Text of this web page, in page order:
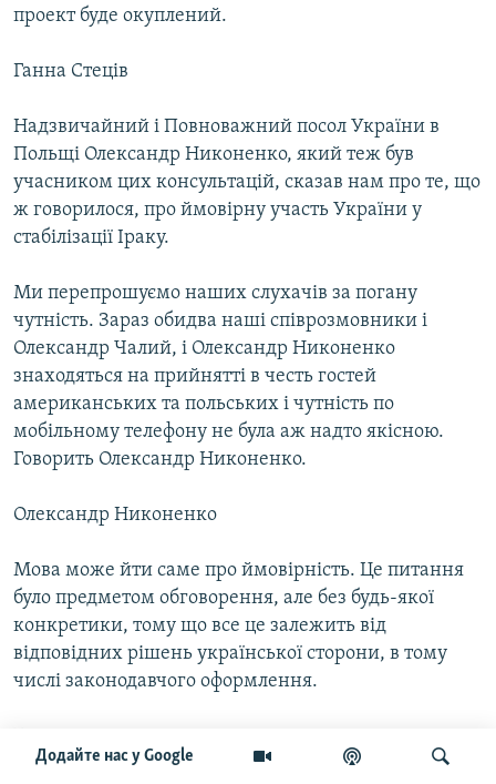
Додайте нас у Google
проект буде окуплений.
Ганна Стеців
Надзвичайний і Повноважний посол України в
Польщі Олександр Никоненко, який теж був
учасником цих консультацій, сказав нам про те, що
ж говорилося, про ймовірну участь України у
стабілізації Іраку.
Ми перепрошуємо наших слухачів за погану
чутність. Зараз обидва наші співрозмовники і
Олександр Чалий, і Олександр Никоненко
знаходяться на прийнятті в честь гостей
американських та польських і чутність по
мобільному телефону не була аж надто якісною.
Говорить Олександр Никоненко.
Олександр Никоненко
Мова може йти саме про ймовірність. Це питання
було предметом обговорення, але без будь-якої
конкретики, тому що все це залежить від
відповідних рішень української сторони, в тому
числі законодавчого оформлення.